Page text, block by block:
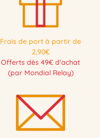
Frais de port à partir de
2,90€
Offerts dès 49€ d'achat
(par Mondial Relay)